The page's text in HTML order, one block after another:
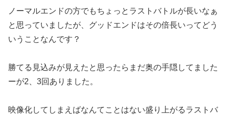
ノーマルエンドの方でもちょっとラストバトルが長いなぁ
と思っていましたが、グッドエンドはその倍長いってどう
いうことなんです？
勝てる見込みが見えたと思ったらまだ奥の手隠してました
ーが2、3回ありました。
映像化してしまえばなんてことはない盛り上がるラストバ